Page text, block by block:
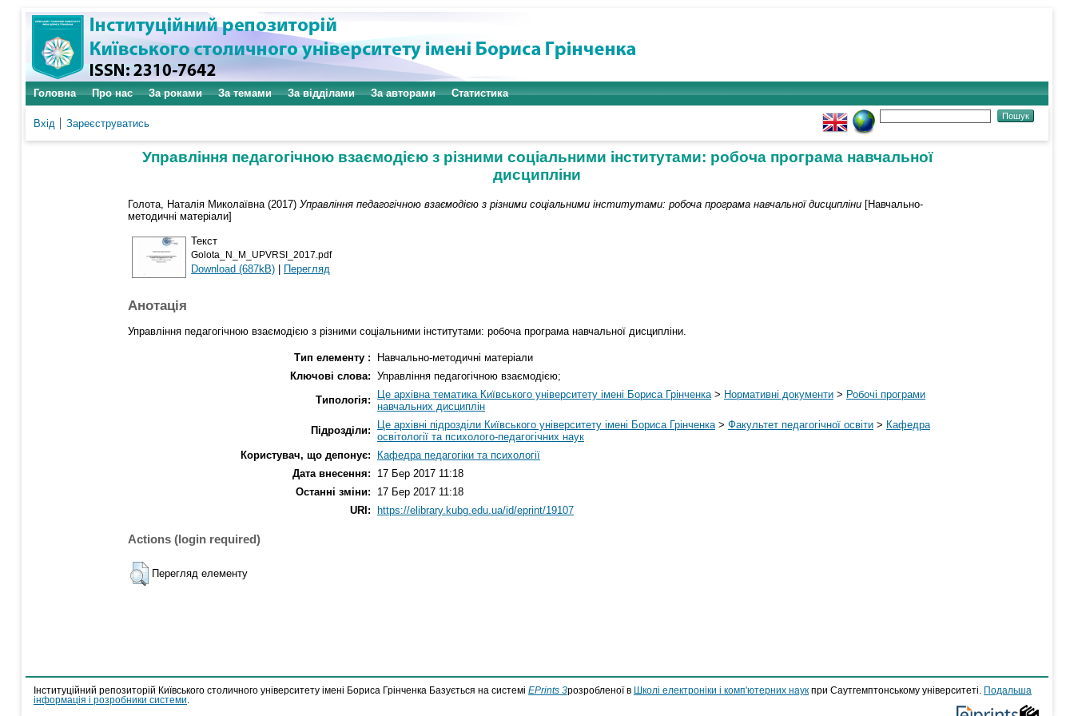
Головна Про нас За роками За темами За відділами За авторами Статистика
Вхід Зареєструватись
Управління педагогічною взаємодією з різними соціальними інститутами: робоча програма навчальної
дисципліни
Голота, Наталія Миколаївна (2017) Управління педагогічною взаємодією з різними соціальними інститутами: робоча програма навчальної дисципліни [Навчально-
методичні матеріали]
Текст
Golota_N_M_UPVRSI_2017.pdf
Download (687kB) | Перегляд
Анотація
Управління педагогічною взаємодією з різними соціальними інститутами: робоча програма навчальної дисципліни.
Тип елементу :
Навчально-методичні матеріали
Ключові слова: Управління педагогічною взаємодією;
Типологія:
Це архівна тематика Київського університету імені Бориса Грінченка > Нормативні документи > Робочі програми
навчальних дисциплін
Підрозділи:
Це архівні підрозділи Київського університету імені Бориса Грінченка > Факультет педагогічної освіти > Кафедра
освітології та психолого-педагогічних наук
Користувач, що депонує:
Кафедра педагогіки та психології
Дата внесення:
17 Бер 2017 11:18
Останні зміни:
17 Бер 2017 11:18
URI:
https://elibrary.kubg.edu.ua/id/eprint/19107
Actions (login required)
Перегляд елементу
Інституційний репозиторій Київського столичного університету імені Бориса Грінченка Базується на системі EPrints 3розробленої в Школі електроніки і комп'ютерних наук при Саутгемптонському університеті.
Подальша
інформація і розробники системи